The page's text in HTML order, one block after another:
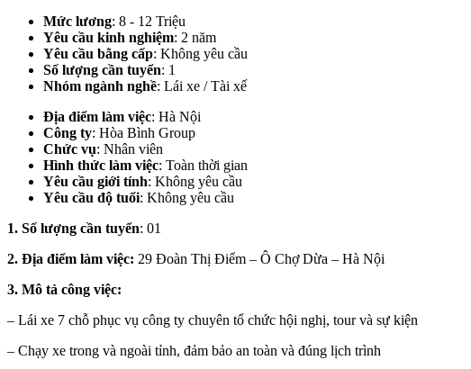
Mức lương: 8 - 12 Triệu
Yêu cầu kinh nghiệm: 2 năm
Yêu cầu bằng cấp: Không yêu cầu
Số lượng cần tuyển: 1
Nhóm ngành nghề: Lái xe / Tài xế
Địa điểm làm việc: Hà Nội
Công ty: Hòa Bình Group
Chức vụ: Nhân viên
Hình thức làm việc: Toàn thời gian
Yêu cầu giới tính: Không yêu cầu
Yêu cầu độ tuổi: Không yêu cầu
1. Số lượng cần tuyển: 01
2. Địa điểm làm việc: 29 Đoàn Thị Điểm – Ô Chợ Dừa – Hà Nội
3. Mô tả công việc:
– Lái xe 7 chỗ phục vụ công ty chuyên tổ chức hội nghị, tour và sự kiện
– Chạy xe trong và ngoài tỉnh, đảm bảo an toàn và đúng lịch trình